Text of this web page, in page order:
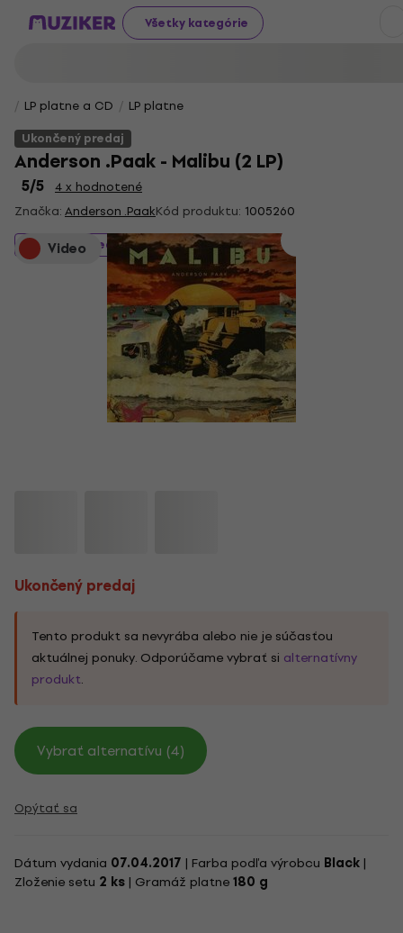
Všetky kategórie
LP platne a CD
LP platne
Ukončený predaj
Anderson .Paak - Malibu (2 LP)
5/5 4 x hodnotené
Značka:Anderson .PaakKód produktu: 1005260
Video
Ukončený predaj
Ukončený predaj
Tento produkt sa nevyrába alebo nie je súčasťou
aktuálnej ponuky. Odporúčame vybrať si alternatívny
produkt.
Vybrať alternatívu (4)
Opýtať sa
Dátum vydania 07.04.2017 | Farba podľa výrobcu Black |
Zloženie setu 2 ks | Gramáž platne180 g